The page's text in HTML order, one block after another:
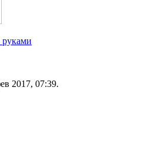
руками
2017, 07:39.